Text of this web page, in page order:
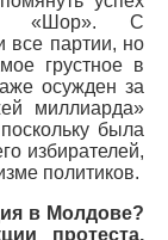
«Шор». С
все партии, но
грустное в
осужден за
миллиарда»
была
избирателей,
политиков.
в Молдове?
протеста,